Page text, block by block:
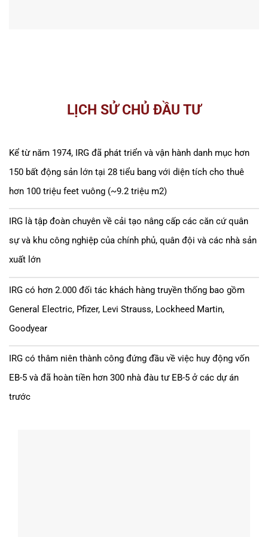
LỊCH SỬ CHỦ ĐẦU TƯ
Kể từ năm 1974, IRG đã phát triển và vận hành danh mục hơn
150 bất động sản lớn tại 28 tiểu bang với diện tích cho thuê
hơn 100 triệu feet vuông (~9.2 triệu m2)
IRG là tập đoàn chuyên về cải tạo nâng cấp các căn cứ quân
sự và khu công nghiệp của chính phủ, quân đội và các nhà sản
xuất lớn
IRG có hơn 2.000 đối tác khách hàng truyền thống bao gồm
General Electric, Pfizer, Levi Strauss, Lockheed Martin,
Goodyear
IRG có thâm niên thành công đứng đầu về việc huy động vốn
EB-5 và đã hoàn tiền hơn 300 nhà đàu tư EB-5 ở các dự án
trước